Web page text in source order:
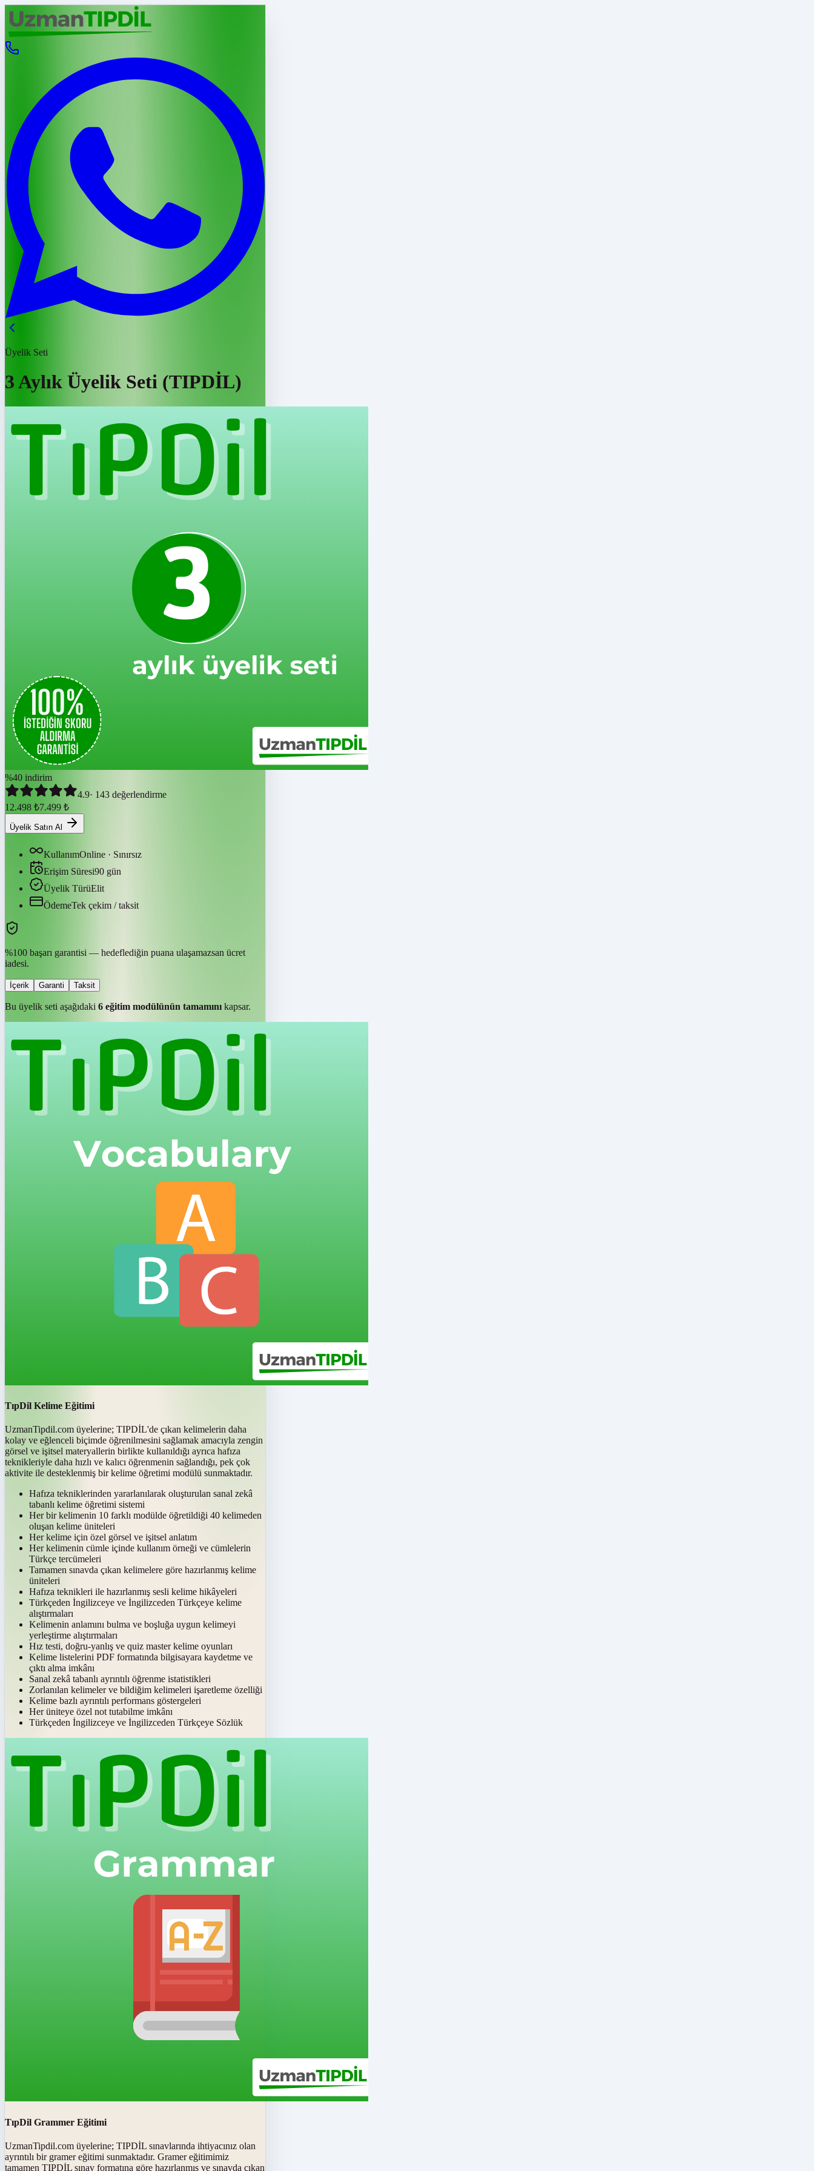
Üyelik Seti
3 Aylık Üyelik Seti (TIPDİL)
%40 indirim
4.9· 143 değerlendirme
12.498 ₺7.499 ₺
Üyelik Satın Al
KullanımOnline · Sınırsız
Erişim Süresi90 gün
Üyelik TürüElit
ÖdemeTek çekim / taksit
%100 başarı garantisi — hedeflediğin puana ulaşamazsan ücret
iadesi.
İçerik Garanti Taksit
Bu üyelik seti aşağıdaki 6 eğitim modülünün tamamını kapsar.
TıpDil Kelime Eğitimi
UzmanTipdil.com üyelerine; TIPDİL'de çıkan kelimelerin daha
kolay ve eğlenceli biçimde öğrenilmesini sağlamak amacıyla zengin
görsel ve işitsel materyallerin birlikte kullanıldığı ayrıca hafıza
teknikleriyle daha hızlı ve kalıcı öğrenmenin sağlandığı, pek çok
aktivite ile desteklenmiş bir kelime öğretimi modülü sunmaktadır.
Hafıza tekniklerinden yararlanılarak oluşturulan sanal zekâ
tabanlı kelime öğretimi sistemi
Her bir kelimenin 10 farklı modülde öğretildiği 40 kelimeden
oluşan kelime üniteleri
Her kelime için özel görsel ve işitsel anlatım
Her kelimenin cümle içinde kullanım örneği ve cümlelerin
Türkçe tercümeleri
Tamamen sınavda çıkan kelimelere göre hazırlanmış kelime
üniteleri
Hafıza teknikleri ile hazırlanmış sesli kelime hikâyeleri
Türkçeden İngilizceye ve İngilizceden Türkçeye kelime
alıştırmaları
Kelimenin anlamını bulma ve boşluğa uygun kelimeyi
yerleştirme alıştırmaları
Hız testi, doğru-yanlış ve quiz master kelime oyunları
Kelime listelerini PDF formatında bilgisayara kaydetme ve
çıktı alma imkânı
Sanal zekâ tabanlı ayrıntılı öğrenme istatistikleri
Zorlanılan kelimeler ve bildiğim kelimeleri işaretleme özelliği
Kelime bazlı ayrıntılı performans göstergeleri
Her üniteye özel not tutabilme imkânı
Türkçeden İngilizceye ve İngilizceden Türkçeye Sözlük
TıpDil Grammer Eğitimi
UzmanTipdil.com üyelerine; TIPDİL sınavlarında ihtiyacınız olan
ayrıntılı bir gramer eğitimi sunmaktadır. Gramer eğitimimiz
tamamen TIPDİL sınav formatına göre hazırlanmış ve sınavda çıkan